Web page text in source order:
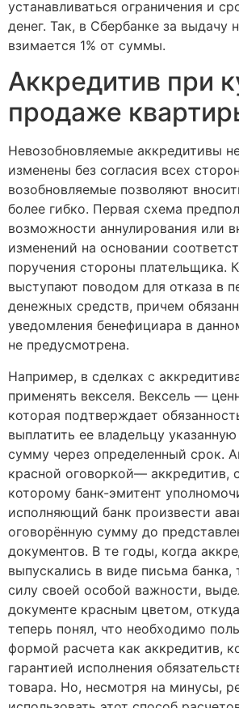
устанавливаться ограничения и
денег. Так, в Сбербанке за выдачу
взимается 1% от суммы.
Аккредитив при
продаже
Невозобновляемые аккредитивы
изменены без согласия всех
возобновляемые позволяют
более гибко. Первая схема
возможности аннулирования или
изменений на основании
поручения стороны плательщика.
выступают поводом для отказа в
денежных средств, причем
уведомления бенефициара в
не предусмотрена.
Например, в сделках с
применять векселя. Вексель —
которая подтверждает
выплатить ее владельцу
сумму через определенный срок.
красной оговоркой— аккредитив,
которому банк-эмитент
исполняющий банк произвести
оговорённую сумму до
документов. В те годы, когда
выпускались в виде письма банка,
силу своей особой важности,
документе красным цветом,
теперь понял, что необходимо
формой расчета как аккредитив,
гарантией исполнения
товара. Но, несмотря на минусы,